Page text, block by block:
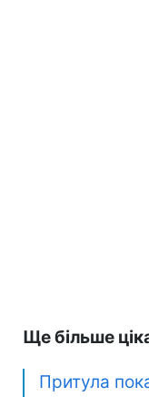
Ще більше
Притула